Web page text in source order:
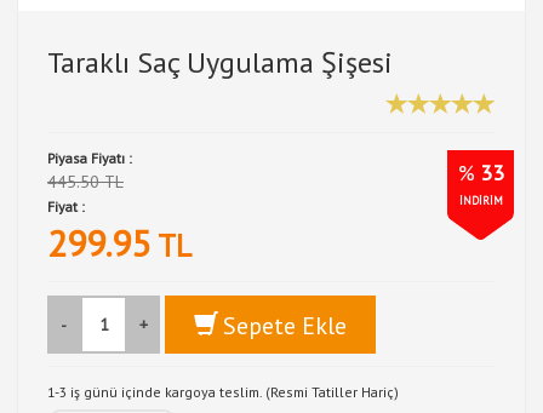
Taraklı Saç Uygulama Şişesi
Piyasa Fiyatı :
445.50 TL % 33
İNDİRİM
Fiyat :
299.95 TL
- + Sepete Ekle
1-3 iş günü içinde kargoya teslim. (Resmi Tatiller Hariç)